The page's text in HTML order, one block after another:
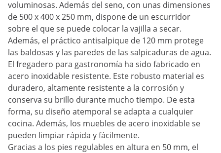
voluminosas. Además del seno, con unas dimensiones
de 500 x 400 x 250 mm, dispone de un escurridor
sobre el que se puede colocar la vajilla a secar.
Además, el práctico antisalpique de 120 mm protege
las baldosas y las paredes de las salpicaduras de agua.
El fregadero para gastronomía ha sido fabricado en
acero inoxidable resistente. Este robusto material es
duradero, altamente resistente a la corrosión y
conserva su brillo durante mucho tiempo. De esta
forma, su diseño atemporal se adapta a cualquier
cocina. Además, los muebles de acero inoxidable se
pueden limpiar rápida y fácilmente.
Gracias a los pies regulables en altura en 50 mm, el